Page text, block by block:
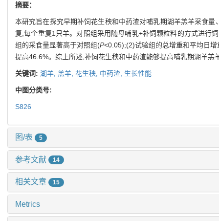
摘要：
本研究旨在探究早期补饲花生秧和中药渣对哺乳期湖羊羔羊采食
复,每个重复1只羊。对照组采用随母哺乳+补饲颗粒料的方式进行
组的采食量显著高于对照组(P<0.05);(2)试验组的总增重和平均日
提高46.6%。综上所述,补饲花生秧和中药渣能够提高哺乳期湖羊羔
关键词: 湖羊, 羔羊, 花生秧, 中药渣, 生长性能
中图分类号:
S826
图/表 5
参考文献 14
相关文章 15
Metrics